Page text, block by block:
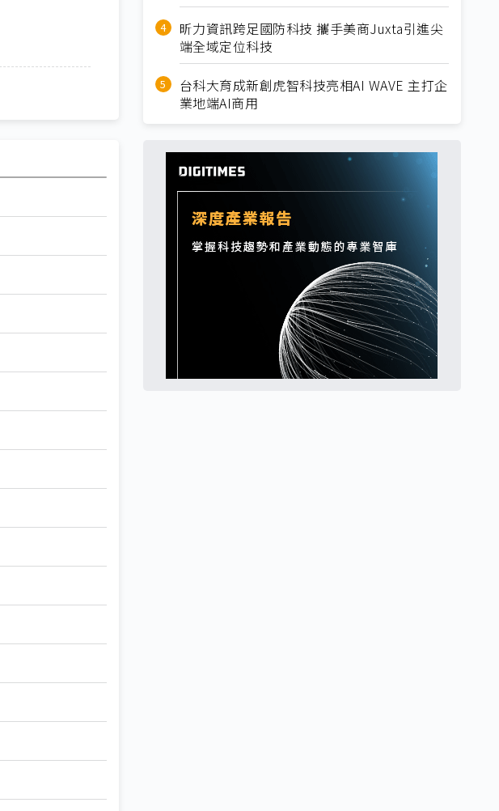
昕力資訊跨足國防科技 攜手美商Juxta引進尖
端全域定位科技
台科大育成新創虎智科技亮相AI WAVE 主打企
業地端AI商用